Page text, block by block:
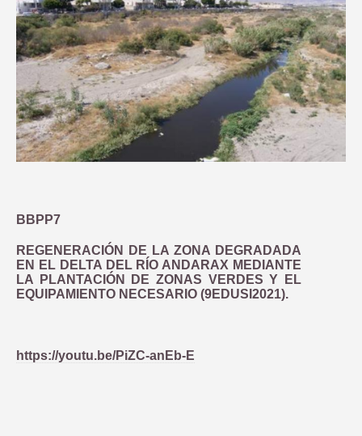
BBPP7
REGENERACIÓN DE LA ZONA DEGRADADA
EN EL DELTA DEL RÍO ANDARAX MEDIANTE
LA PLANTACIÓN DE ZONAS VERDES Y EL
EQUIPAMIENTO NECESARIO (9EDUSI2021).
https://youtu.be/PiZC-anEb-E